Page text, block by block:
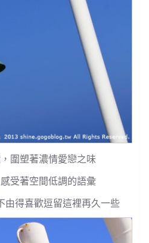
圍塑著濃情愛戀之味
受著空間低調的語彙
由得喜歡逗留這裡再久一些